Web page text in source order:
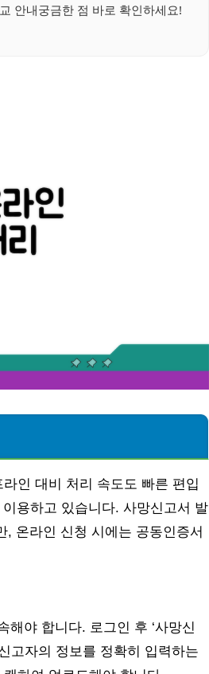
안내궁금한 점 바로 확인하세요!
인 대비 처리 속도도 빠른 편입
용하고 있습니다. 사망신고서 발
온라인 신청 시에는 공동인증서
야 합니다. 로그인 후 ‘사망신
고자의 정보를 정확히 입력하는